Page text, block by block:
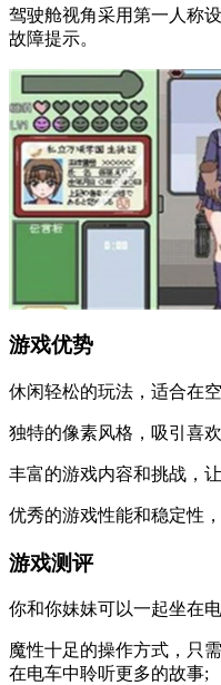
驾驶舱视角采用第一人称
故障提示。
游戏优势
休闲轻松的玩法，适合在
独特的像素风格，吸引喜
丰富的游戏内容和挑战，
优秀的游戏性能和稳定性
游戏测评
你和你妹妹可以一起坐在
魔性十足的操作方式，只
在电车中聆听更多的故事;